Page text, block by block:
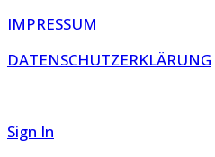
IMPRESSUM
DATENSCHUTZERKLÄRUNG
Sign In